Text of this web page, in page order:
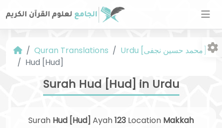
Quran Translations
Hud [Hud]
Surah Hud [Hud] in Urdu
Surah Hud [Hud] Ayah123 Location Makkah